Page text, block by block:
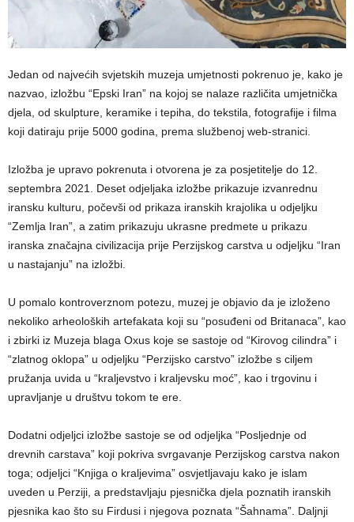
Jedan od najvećih svjetskih muzeja umjetnosti pokrenuo je, kako je
nazvao, izložbu “Epski Iran” na kojoj se nalaze različita umjetnička
djela, od skulpture, keramike i tepiha, do tekstila, fotografije i filma
koji datiraju prije 5000 godina, prema službenoj web-stranici.
Izložba je upravo pokrenuta i otvorena je za posjetitelje do 12.
septembra 2021. Deset odjeljaka izložbe prikazuje izvanrednu
iransku kulturu, počevši od prikaza iranskih krajolika u odjeljku
“Zemlja Iran”, a zatim prikazuju ukrasne predmete u prikazu
iranska značajna civilizacija prije Perzijskog carstva u odjeljku “Iran
u nastajanju” na izložbi.
U pomalo kontroverznom potezu, muzej je objavio da je izloženo
nekoliko arheoloških artefakata koji su “posuđeni od Britanaca”, kao
i zbirki iz Muzeja blaga Oxus koje se sastoje od “Kirovog cilindra” i
“zlatnog oklopa” u odjeljku “Perzijsko carstvo” izložbe s ciljem
pružanja uvida u “kraljevstvo i kraljevsku moć”, kao i trgovinu i
upravljanje u društvu tokom te ere.
Dodatni odjeljci izložbe sastoje se od odjeljka “Posljednje od
drevnih carstava” koji pokriva svrgavanje Perzijskog carstva nakon
toga; odjeljci “Knjiga o kraljevima” osvjetljavaju kako je islam
uveden u Perziji, a predstavljaju pjesnička djela poznatih iranskih
pjesnika kao što su Firdusi i njegova poznata “Šahnama”. Daljnji